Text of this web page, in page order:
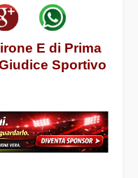
E di Prima
Sportivo